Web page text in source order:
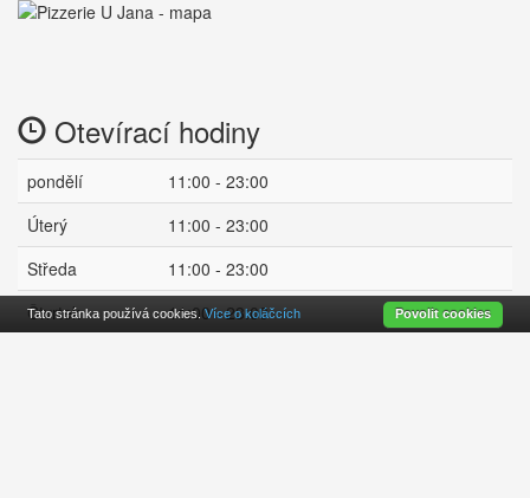
Otevírací hodiny
pondělí
11:00 - 23:00
Úterý
11:00 - 23:00
Středa
11:00 - 23:00
Čtvrtek
11:00 - 23:00
Tato stránka používá cookies.Více o koláčcích Povolit cookies